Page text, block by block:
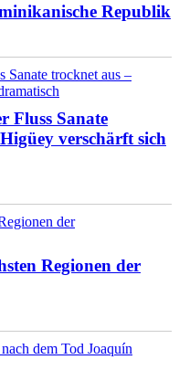
Republik
Fluss Sanate
verschärft sich
Regionen der